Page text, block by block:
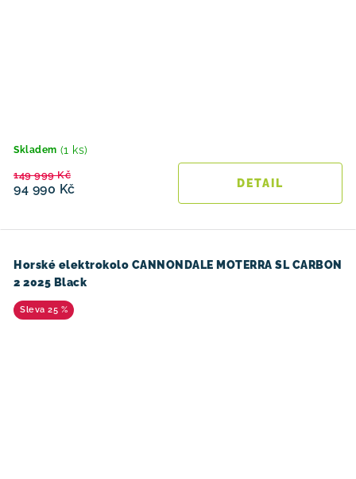
Skladem (1 ks)
94 990 Kč
149 999 Kč
Horské elektrokolo CANNONDALE MOTERRA SL CARBON
2 2025 Black
25 %